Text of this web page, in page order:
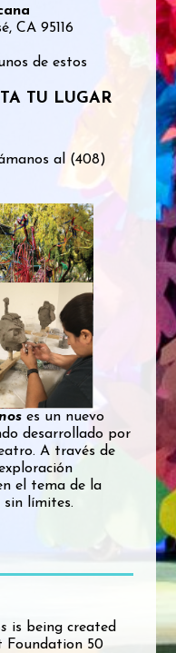
CA 95116
de estos
TU LUGAR
al (408)
es un nuevo
desarrollado por
A través de
el tema de la
límites.
is being created
50